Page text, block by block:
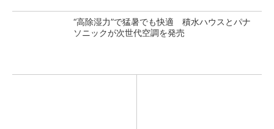
“高除湿力”で猛暑でも快適 積水ハウスとパナ
ソニックが次世代空調を発売